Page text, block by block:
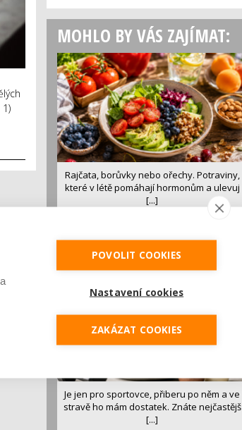
MOHLO BY VÁS ZAJÍMAT:
Rajčata, borůvky nebo ořechy. Potraviny,
které v létě pomáhají hormonům a ulevuj
[...]
luštěniny jsou práv...
Je jen pro sportovce, přiberu po něm a ve
stravě ho mám dostatek. Znáte nejčastějš
[...]
POVOLIT COOKIES
Nastavení cookies
ZAKÁZAT COOKIES